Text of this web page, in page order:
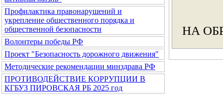
Профилактика правонарушений и
укрепление общественного порядка и
общественной безопасности
Волонтеры победы РФ
Проект "Безопасность дорожного движения"
Методические рекомендации минздрава РФ
ПРОТИВОДЕЙСТВИЕ КОРРУПЦИИ В
КГБУЗ ПИРОВСКАЯ РБ 2025 год
НА